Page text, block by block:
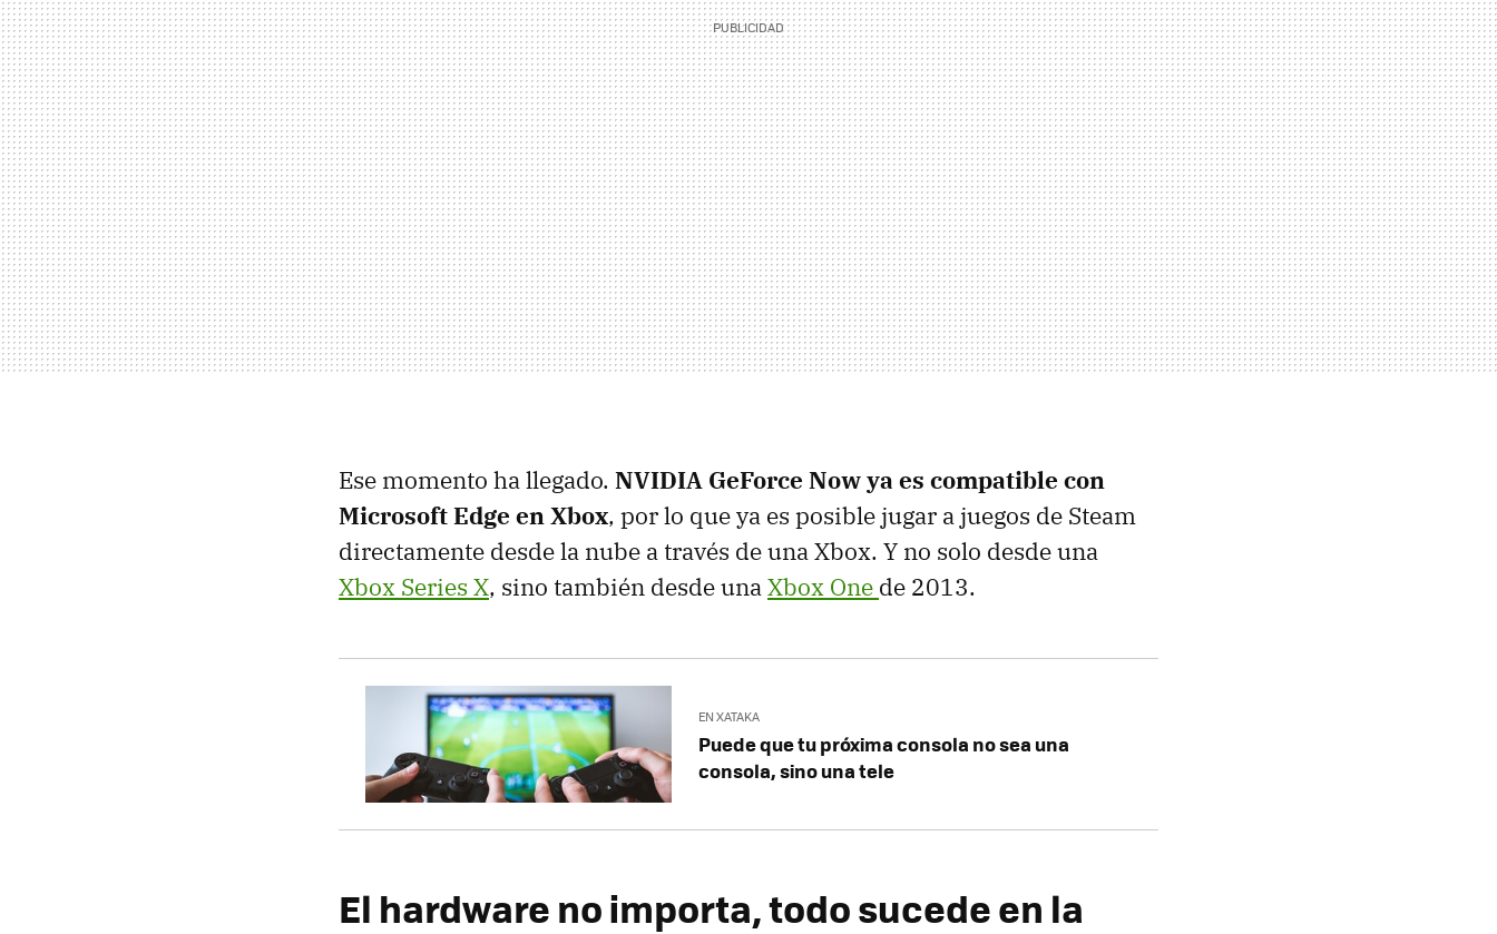
Ese momento ha llegado. NVIDIA GeForce Now ya es compatible con
Microsoft Edge en Xbox, por lo que ya es posible jugar a juegos de Steam
directamente desde la nube a través de una Xbox. Y no solo desde una
Xbox Series X, sino también desde unaXbox One de 2013.
EN XATAKA
Puede que tu próxima consola no sea una
consola, sino una tele
El hardware no importa, todo sucede en la